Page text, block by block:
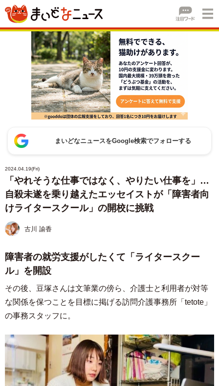
まいどなニュースをGoogle検索でフォローする
2024.04.19(Fri)
「やれそうな仕事ではなく、やりたい仕事を」…
自殺未遂を乗り越えたエッセイストが「障害者向
けライタースクール」の開校に挑戦
古川 諭香
障害者の就労支援がしたくて「ライタースクー
ル」を開設
その後、豆塚さんは文筆業の傍ら、介護士と利用者が対等
な関係を保つことを目標に掲げる訪問介護事務所「tetote」
の事務スタッフに。